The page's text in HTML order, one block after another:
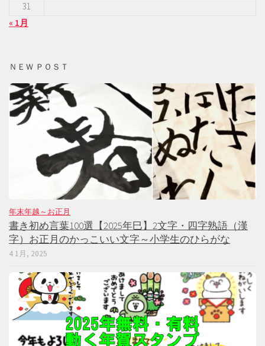
31
« 1月
ＮＥＷ ＰＯＳＴ
年末年越～お正月
書き初め言葉100選【2025年巳】2文字・四字熟語（漢
字）お正月のかっこいい文字～小学生のひらがな
4 1月, 2025